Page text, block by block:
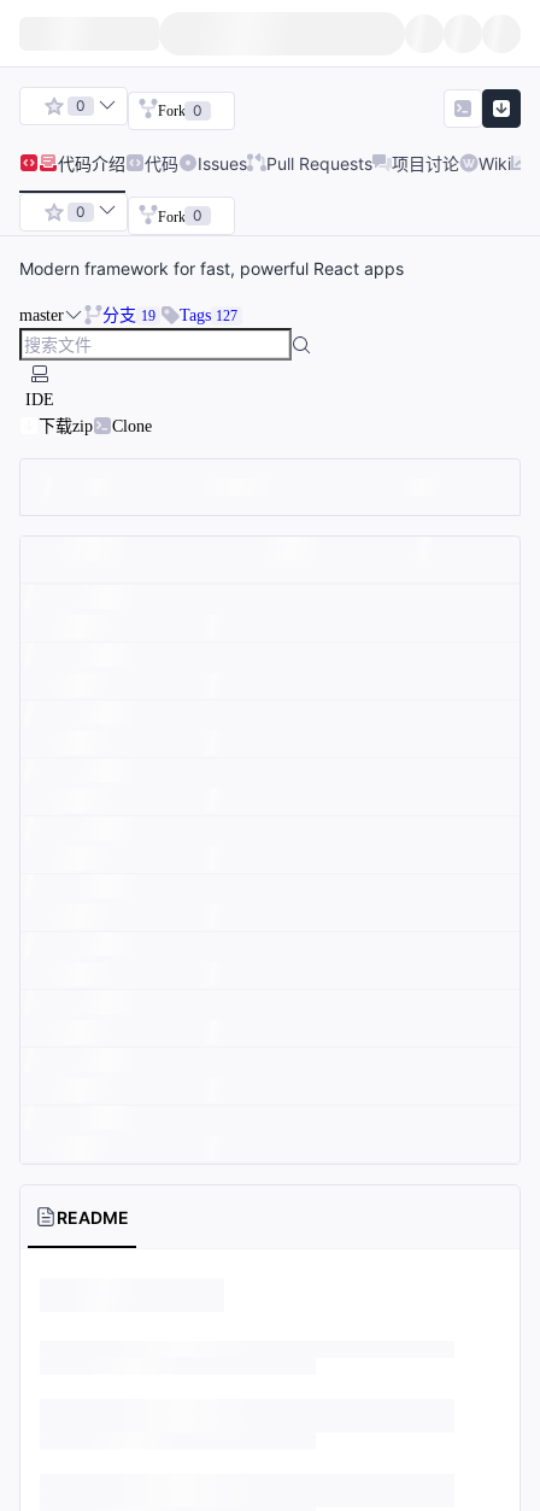
0 Fork 0
代码介绍 代码 Issues Pull Requests 项目讨论 Wiki
0 Fork 0
Modern framework for fast, powerful React apps
master 分支 19 Tags 127
IDE
下载zip
Clone
README